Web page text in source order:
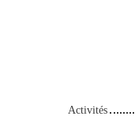
Activités